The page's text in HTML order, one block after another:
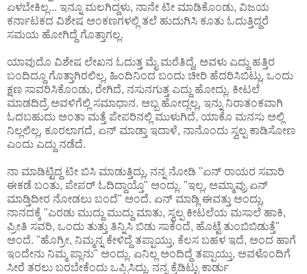
ಏಳಬೇಕಿಲ್ಲ... ಇನ್ನೂ ಮಲಗಿದ್ದಳು, ನಾನೇ ಟೀ ಮಾಡಿಕೊಂಡು, ವಿಜಯ
ಕರ್ನಾಟಕದ ವಿಶೇಷ ಅಂಕಣಗಳಲ್ಲಿ ತಲೆ ಹುದುಗಿಸಿ ಕೂತು ಓದುತ್ತಿದ್ದರೆ
ಸಮಯ ಹೋಗಿದ್ದೆ ಗೊತ್ತಾಗಲ್ಲ.
ಯಾವುದೊ ವಿಶೇಷ ಲೇಖನ ಓದುತ್ತ ಮೈ ಮರೆತಿದ್ದೆ, ಅವಳು ಎದ್ದು ಹತ್ತಿರ
ಬಂದಿದ್ದೂ ಗೊತ್ತಾಗಿರಲಿಲ್ಲ, ಹಿಂದಿನಿಂದ ಬಂದು ಚೀರಿ ಹೆದರಿಸಿಬಿಟ್ಲು, ಒಂದು
ಕ್ಷಣ ಸಾವರಿಸಿಕೊಂಡು, ರೇಗಿದೆ, ನಸುನಗುತ್ತ ಎದ್ದು ಹೋದ್ಲು. ಕೀಟಲೆ
ಮಾಡದಿದ್ರೆ ಅವಳಿಗೆಲ್ಲಿ ಸಮಾಧಾನ. ಅಬ್ಬ ಹೋದ್ಲಲ್ಲ, ಇನ್ನು ನಿರಾತಂಕವಾಗಿ
ಓದಬಹುದು ಅಂತಾ ಮತ್ತೆ ಪೇಪರಿನಲ್ಲಿ ಮುಳುಗಿದೆ, ಯಾಕೊ ಮನಸು ಅಲ್ಲಿ
ನಿಲ್ಲಲಿಲ್ಲ, ಕೂರಲಾಗದೆ, ಏನ್ ಮಾಡ್ತಾ ಇದಾಳೆ, ನಾನೊಂದು ಸ್ವಲ್ಪ ಕಾಡಿಸೋಣ
ಎಂದು ಎದ್ದು ನಡೆದೆ.
ನಾ ಮಾಡಿಟ್ಟಿದ್ದ ಟೀ ಬಿಸಿ ಮಾಡುತ್ತಿದ್ಲು, ನನ್ನ ನೋಡಿ "ಏನ್ ರಾಯರ ಸವಾರಿ
ಈಕಡೆ ಬಂತು, ಪೇಪರ್ ಓದಿದ್ದಾಯ್ತೊ" ಅಂದ್ಲು. "ಇಲ್ಲ, ಅಮ್ಮಾವ್ರು ಏನ್
ಮಾಡ್ತಿದೀರ ನೋಡಲು ಬಂದೆ" ಅಂದೆ. ಏನ್ ಮಾಡ್ಲಿ ಈವತ್ತು ಅಂದ್ಲು,
ನಾನದಕ್ಕೆ "ಎರಡು ಮುದ್ದು ಮುದ್ದು ಮಾತು, ಸ್ವಲ್ಪ ಕೀಟಲೆಯ ಮಸಾಲೆ ಹಾಕಿ,
ಪ್ರೀತಿ ಸವರಿ, ಒಂದು ತುತ್ತು ತಿನ್ನಿಸಿ ಬಿಡು ಸಾಕೆಂದೆ, ಹೊಟ್ಟೆ ತುಂಬಿಬಿಡುತ್ತೆ"
ಅಂದೆ. "ಹೊಗ್ರೀ, ನಿಮ್ಮನ್ನ ಕೇಳಿದ್ದೆ ತಪ್ಪಾಯ್ತು, ಕೆಲಸ ಬಹಳ ಇದೆ, ಅಂದ ಹಾಗೆ
ಇಂದೇನು ನಿಮ್ಮ ಪ್ಲಾನು" ಅಂದ್ಲು. ಏನಿಲ್ಲ ಅಂದಿದ್ದೆ ತಪ್ಪಾಯ್ತು, ಅವಳೊಂದಿಗೆ
ಸೀರೆ ತರಲು ಬರಬೇಕೆಂದು ಒಪ್ಪಿಸಿದ್ಲು. ನನ್ನ ಕ್ರೆಡಿಟ್ಟು ಕಾರ್ಡು